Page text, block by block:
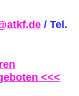
/ Tel.
<<<